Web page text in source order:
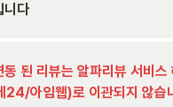
니다
동 된 리뷰는 알파리뷰 서비스
24/아임웹)로 이관되지 않습